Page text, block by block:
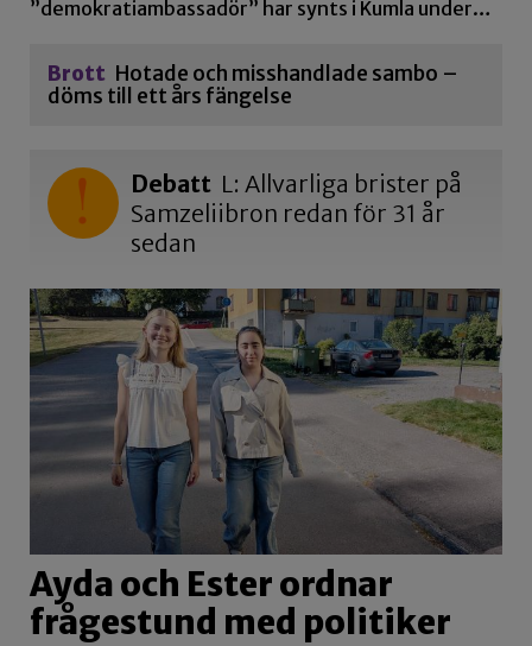
”demokratiambassadör” har synts i Kumla under…
Brott Hotade och misshandlade sambo –
döms till ett års fängelse
Debatt L: Allvarliga brister på
Samzeliibron redan för 31 år
sedan
Ayda och Ester ordnar
frågestund med politiker